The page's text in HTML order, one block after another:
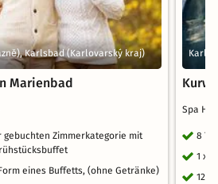
Karlsbad (Karlovarský kraj)
Marienbad
gebuchten Zimmerkategorie mit
eines Buffetts, (ohne Getränke)
Spa
8
1 x
12